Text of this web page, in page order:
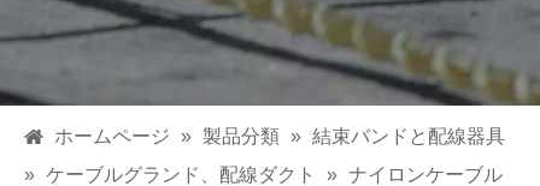
ホームページ » 製品分類 » 結束バンドと配線器具
» ケーブルグランド、配線ダクト » ナイロンケーブル